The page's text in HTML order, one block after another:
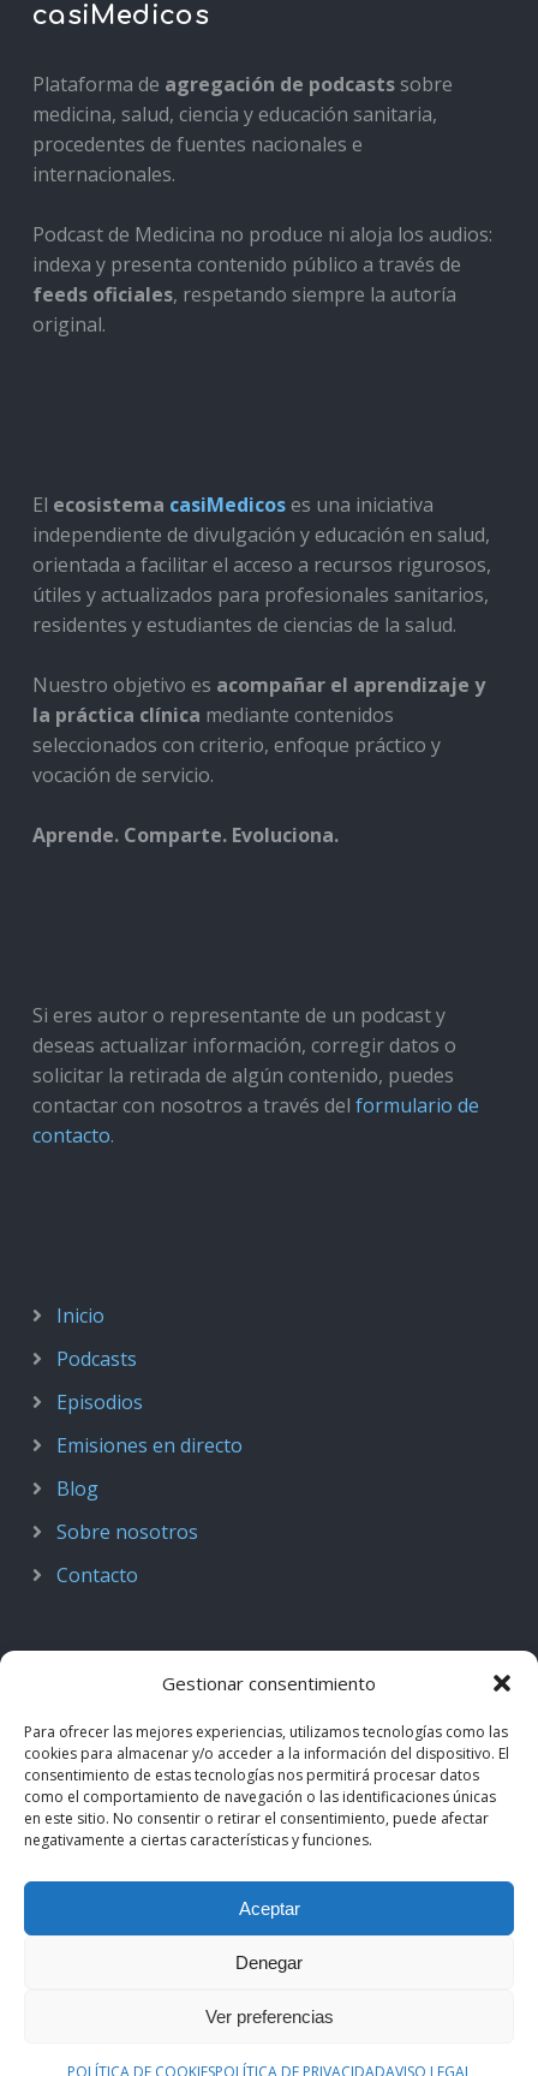
Gestionar consentimiento
Para ofrecer las mejores experiencias, utilizamos tecnologías como las
cookies para almacenar y/o acceder a la información del dispositivo. El
consentimiento de estas tecnologías nos permitirá procesar datos
como el comportamiento de navegación o las identificaciones únicas
en este sitio. No consentir o retirar el consentimiento, puede afectar
negativamente a ciertas características y funciones.
Aceptar
Denegar
Ver preferencias
POLÍTICA DE COOKIESPOLÍTICA DE PRIVACIDADAVISO LEGAL
casiMedicos
Plataforma de agregación de podcastssobre
medicina, salud, ciencia y educación sanitaria,
procedentes de fuentes nacionales e
internacionales.
Podcast de Medicina no produce ni aloja los audios:
indexa y presenta contenido público a través de
feeds oficiales, respetando siempre la autoría
original.
El ecosistema casiMedicoses una iniciativa
independiente de divulgación y educación en salud,
orientada a facilitar el acceso a recursos rigurosos,
útiles y actualizados para profesionales sanitarios,
residentes y estudiantes de ciencias de la salud.
Nuestro objetivo es acompañar el aprendizaje y
la práctica clínica mediante contenidos
seleccionados con criterio, enfoque práctico y
vocación de servicio.
Aprende. Comparte. Evoluciona.
Si eres autor o representante de un podcast y
deseas actualizar información, corregir datos o
solicitar la retirada de algún contenido, puedes
contactar con nosotros a través del formulario de
contacto.
Inicio
Podcasts
Episodios
Emisiones en directo
Blog
Sobre nosotros
Contacto
Podcast de Medicina · by casiMedicos
Radio casiMedicos
. Los contenidos pertenecen a sus
autores originales y se muestran mediante